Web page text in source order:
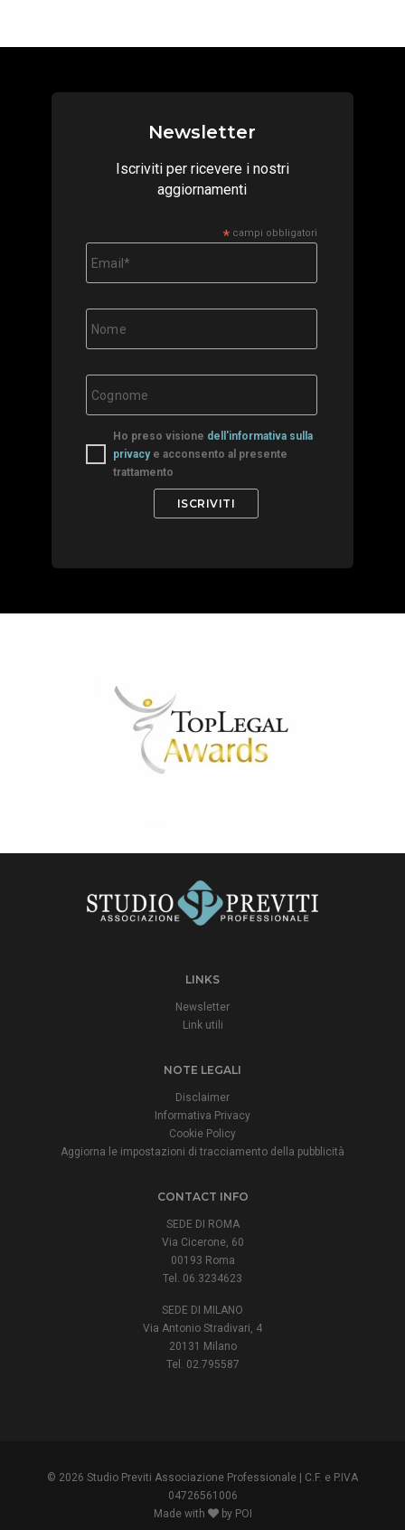
Newsletter
Iscriviti per ricevere i nostri
aggiornamenti
*campi obbligatori
Ho preso visione dell'informativa sulla
privacye acconsento al presente
trattamento
LINKS
Newsletter
Link utili
NOTE LEGALI
Disclaimer
Informativa Privacy
Cookie Policy
Aggiorna le impostazioni di tracciamento della pubblicità
CONTACT INFO
SEDE DI ROMA
Via Cicerone, 60
00193 Roma
Tel. 06.3234623
SEDE DI MILANO
Via Antonio Stradivari, 4
20131 Milano
Tel. 02.795587
© 2026 Studio Previti Associazione Professionale | C.F. e P.IVA
04726561006
Made with
by POI